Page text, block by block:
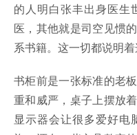
的人明白张丰出身医生
医，其他就是司空见惯
系书籍。这一切都说明
书柜前是一张标准的老
重和威严，桌子上摆放
显示器会让很多爱好电